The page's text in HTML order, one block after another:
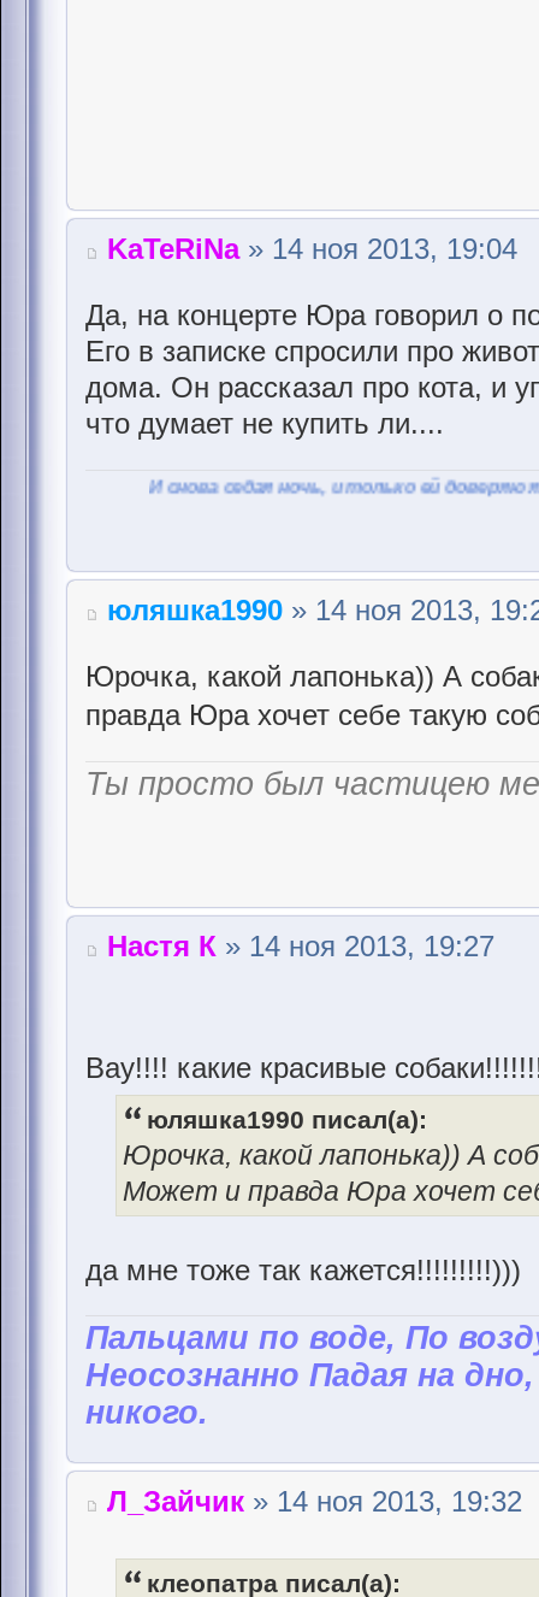
KaTeRiNa» 14 ноя 2013, 19:04
Да, на концерте Юра говорил о
Его в записке спросили про
дома. Он рассказал про кота, и
что думает не купить ли....
И снова седая ночь, и только ей доверяю я...
юляшка1990 » 14 ноя 2013,
Юрочка, какой лапонька)) А
правда Юра хочет себе такую
Ты просто был частицею
Настя К » 14 ноя 2013, 19:27
Вау!!!! какие красивые
юляшка1990 писал(а):
Юрочка, какой лапонька)) А
Может и правда Юра хочет
да мне тоже так кажется!!!!!!!!!)))
Пальцами по воде, По
Неосознанно Падая на
никого.
Л_Зайчик » 14 ноя 2013, 19:32
клеопатра писал(а):